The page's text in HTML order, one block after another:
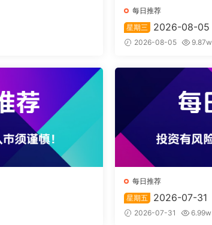
每日推荐
星期三
2026-08-05
2026-08-05 9.87w
每日推荐
星期五
2026-07-31
2026-07-31 6.99w